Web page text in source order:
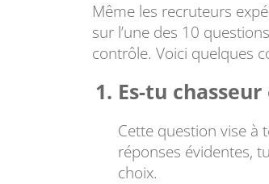
Même les recruteurs
sur l’une des 10
contrôle. Voici quelques
Es-tu
Cette question vise à
réponses évidentes,
choix.